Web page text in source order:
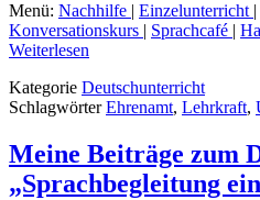
Menü: Nachhilfe Einzelunterricht
Konversationskurs
Sprachcafé
Weiterlesen
Kategorie Deutschunterricht
SchlagwörterEhrenamt, Lehrkraft,
Meine Beiträge zum
„Sprachbegleitung